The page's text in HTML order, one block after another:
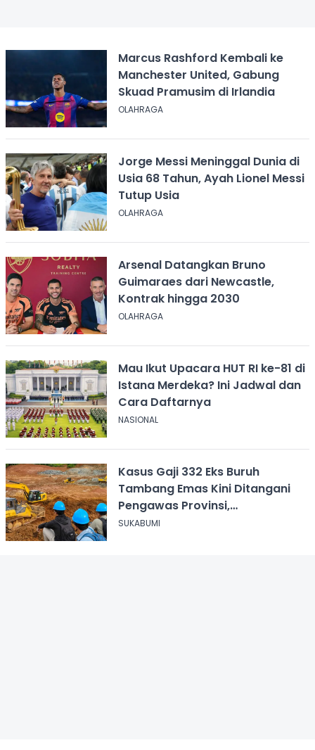
Marcus Rashford Kembali ke
Manchester United, Gabung
Skuad Pramusim di Irlandia
OLAHRAGA
Jorge Messi Meninggal Dunia di
Usia 68 Tahun, Ayah Lionel Messi
Tutup Usia
OLAHRAGA
Arsenal Datangkan Bruno
Guimaraes dari Newcastle,
Kontrak hingga 2030
OLAHRAGA
Mau Ikut Upacara HUT RI ke-81 di
Istana Merdeka? Ini Jadwal dan
Cara Daftarnya
NASIONAL
Kasus Gaji 332 Eks Buruh
Tambang Emas Kini Ditangani
Pengawas Provinsi,
Disnakertrans Sukabumi Terus
SUKABUMI